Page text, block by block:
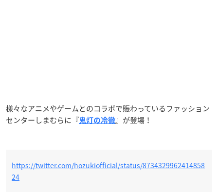
様々なアニメやゲームとのコラボで賑わっているファッション
センターしまむらに 『鬼灯の冷徹 』 が登場！
https://twitter.com/hozukiofficial/status/8734329962414858
24